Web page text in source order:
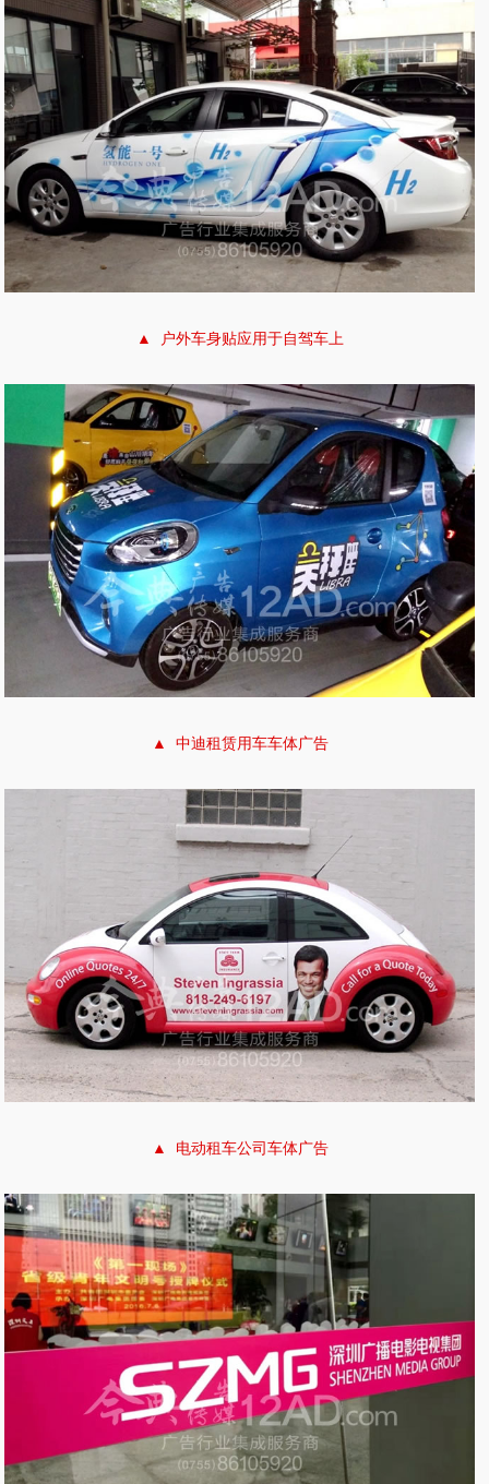
▲ 户外车身贴应用于自驾车上
▲ 中迪租赁用车车体广告
▲ 电动租车公司车体广告